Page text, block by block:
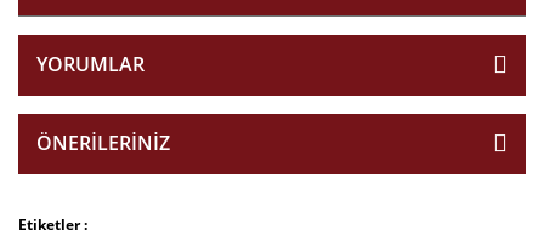
YORUMLAR
ÖNERILERINIZ
Etiketler :